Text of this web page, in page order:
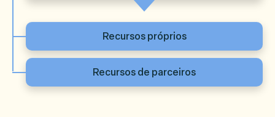
Recursos próprios
Recursos de parceiros